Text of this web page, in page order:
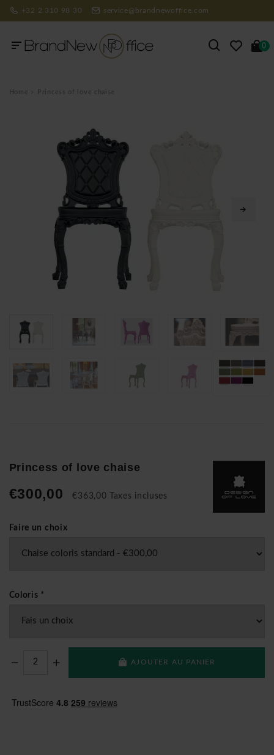
+32 2 310 98 30 service@brandnewoffice.com
0
Home Princess of love chaise
Princess of love chaise
€300,00 €363,00 Taxes incluses
Faire un choix
Coloris *
AJOUTER AU PANIER